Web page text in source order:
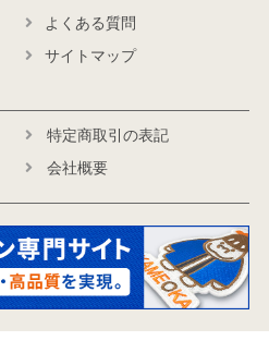
よくある質問
サイトマップ
特定商取引の表記
会社概要